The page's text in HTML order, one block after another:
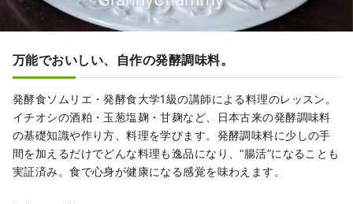
万能でおいしい、自作の発酵調味料。
発酵食ソムリエ・発酵食大学1級の講師による料理のレッスン。
イチオシの酒粕・玉葱塩麹・甘麹など、日本古来の発酵調味料
の基礎知識や作り方、料理を学びます。発酵調味料に少しの手
間を加えるだけでどんな料理も逸品になり、“腸活”になることも
実証済み。食で心身が健康になる感覚を味わえます。